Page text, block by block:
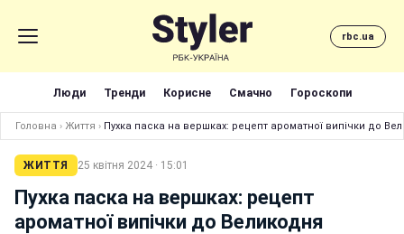
rbc.ua
Люди Тренди Корисне Смачно Гороскопи
Головна › Життя › Пухка паска на вершках: рецепт ароматної випічки до
ЖИТТЯ 25 квітня 2024 · 15:01
Пухка паска на вершках: рецепт
ароматної випічки до Великодня